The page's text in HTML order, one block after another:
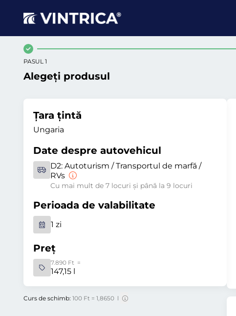
PASUL 1
Alegeți produsul
Țara țintă
Ungaria
Date despre autovehicul
D2: Autoturism / Transportul de marfă /
RVs
Cu mai mult de 7 locuri și până la 9 locuri
Perioada de valabilitate
1 zi
Preț
7.890 Ft =
147,15 l
Curs de schimb: 100 Ft = 1,8650 l